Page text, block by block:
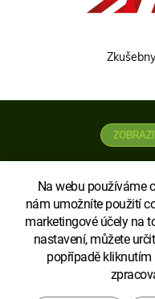
Na webu používáme
nám umožníte použití
marketingové účely na
nastavení, můžete
popřípadě
Copyright ©